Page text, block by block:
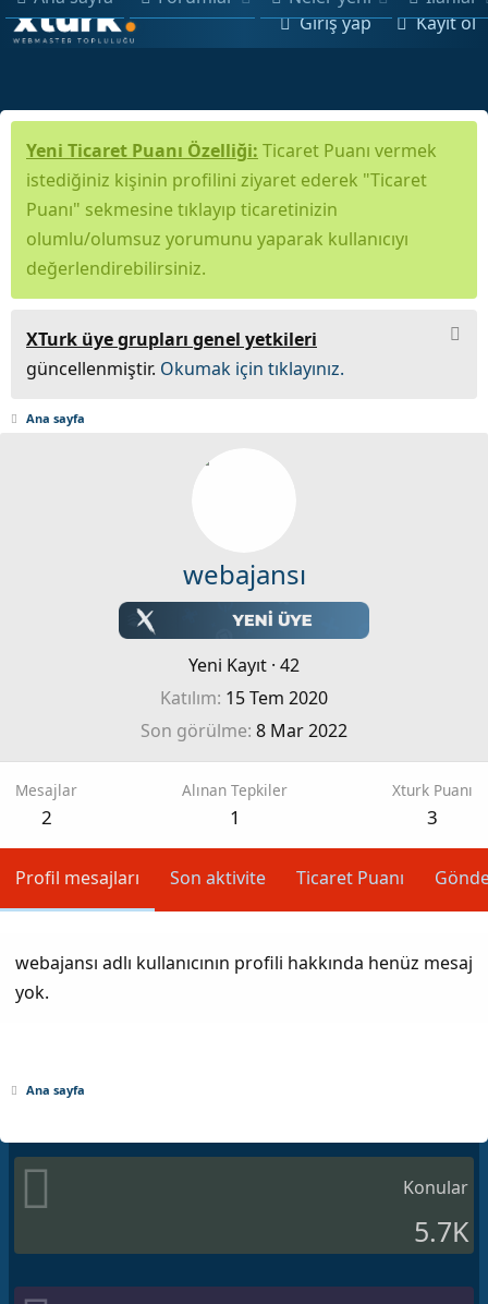
Giriş yap Kayıt ol
Yeni Ticaret Puanı Özelliği: Ticaret Puanı vermek
istediğiniz kişinin profilini ziyaret ederek "Ticaret
Puanı" sekmesine tıklayıp ticaretinizin
olumlu/olumsuz yorumunu yaparak kullanıcıyı
değerlendirebilirsiniz.
XTurk üye grupları genel yetkileri
güncellenmiştir. Okumak için tıklayınız.
Ana sayfa
webajansı
Yeni Kayıt · 42
Katılım 15 Tem 2020
Son görülme 8 Mar 2022
Mesajlar
2
Alınan Tepkiler
1
Xturk Puanı
3
Profil mesajları Son aktivite Ticaret Puanı
webajansı adlı kullanıcının profili hakkında henüz mesaj
yok.
Ana sayfa
Konular
5.7K